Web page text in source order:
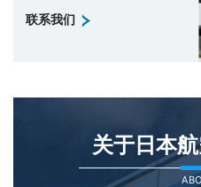
联系我们
关于日本